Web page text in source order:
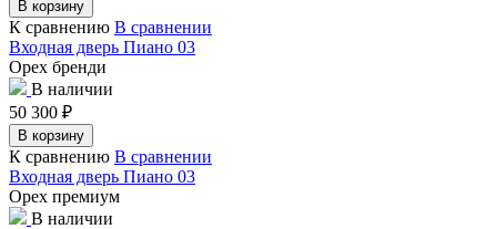
В корзину
К сравнению В сравнении
Входная дверь Пиано 03
Орех бренди
В наличии
50 300 ₽
В корзину
К сравнению В сравнении
Входная дверь Пиано 03
Орех премиум
В наличии